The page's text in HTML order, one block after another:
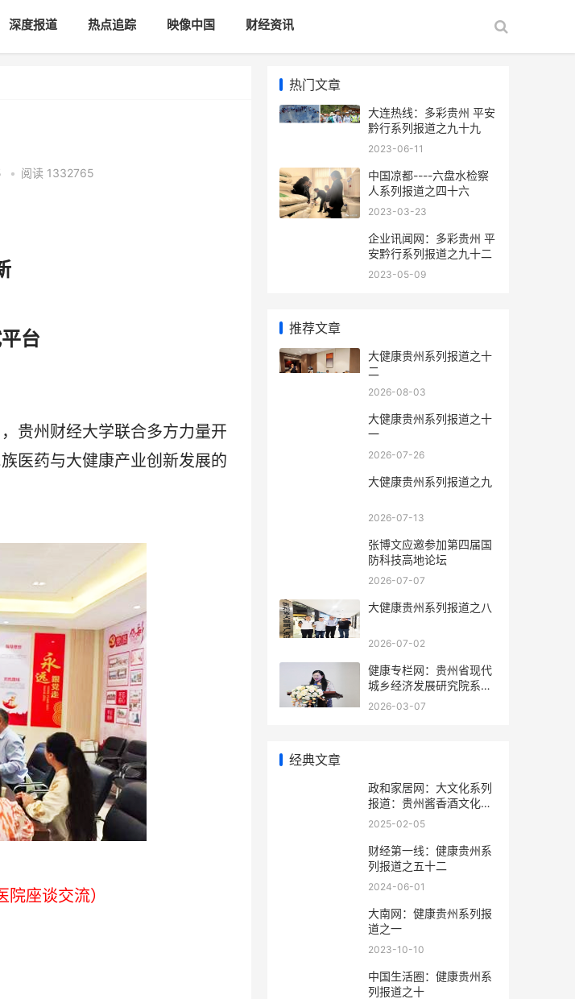
深度报道 热点追踪 映像中国 财经资讯
• 阅读 1332765
台
贵州财经大学联合多方力量开
医药与大健康产业创新发展的
院座谈交流）
热门文章
大连热线：多彩贵州 平安
黔行系列报道之九十九
2023-06-11
中国凉都----六盘水检察
人系列报道之四十六
2023-03-23
企业讯闻网：多彩贵州 平
安黔行系列报道之九十二
2023-05-09
推荐文章
大健康贵州系列报道之十
二
2026-08-03
大健康贵州系列报道之十
一
2026-07-26
大健康贵州系列报道之九
2026-07-13
张博文应邀参加第四届国
防科技高地论坛
2026-07-07
大健康贵州系列报道之八
2026-07-02
健康专栏网：贵州省现代
城乡经济发展研究院系列
报道之一
2026-03-07
经典文章
政和家居网：大文化系列
报道：贵州酱香酒文化系
列报道之二
2025-02-05
财经第一线：健康贵州系
列报道之五十二
2024-06-01
大南网：健康贵州系列报
道之一
2023-10-10
中国生活圈：健康贵州系
列报道之十